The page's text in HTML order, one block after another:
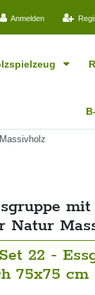
Anmelden
Natur
22 -
75x75